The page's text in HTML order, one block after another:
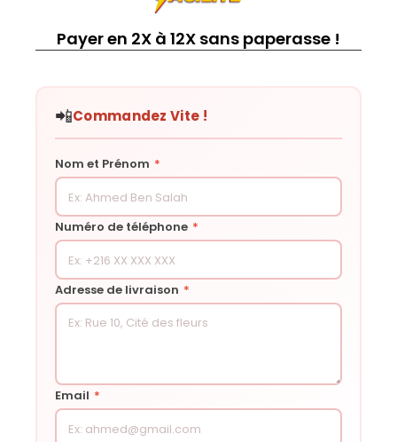
Payer en 2X à 12X sans paperasse !
📲Commandez Vite !
Nom et Prénom *
Numéro de téléphone *
Adresse de livraison *
Email *